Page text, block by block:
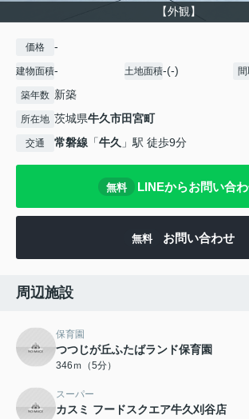
【外観】
価格 -
建物面積- 土地面積-(-) 間
築年数 新築
所在地 茨城県牛久市田宮町
交通 常磐線 「牛久 」駅 徒歩9分
無料 LINEからお問い合
無料 お問い合わせ
周辺施設
保育園
つつじが丘ふたばランド保育園
346ｍ（5分）
スーパー
カスミ フードスクエア牛久刈谷店